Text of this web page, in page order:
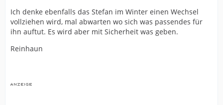
Ich denke ebenfalls das Stefan im Winter einen Wechsel
vollziehen wird, mal abwarten wo sich was passendes für
ihn auftut. Es wird aber mit Sicherheit was geben.
Reinhaun